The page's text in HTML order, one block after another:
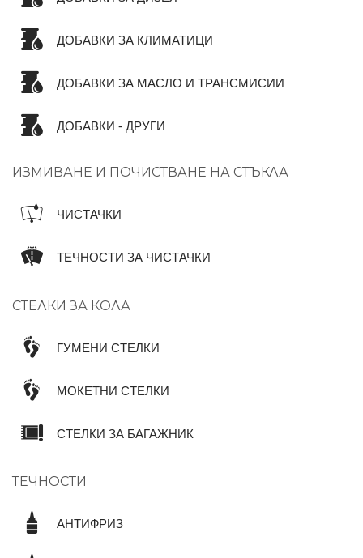
ДОБАВКИ ЗА КЛИМАТИЦИ
ДОБАВКИ ЗА МАСЛО И ТРАНСМИСИИ
ДОБАВКИ - ДРУГИ
ИЗМИВАНЕ И ПОЧИСТВАНЕ НА СТЪКЛА
ЧИСТАЧКИ
ТЕЧНОСТИ ЗА ЧИСТАЧКИ
СТЕЛКИ ЗА КОЛА
ГУМЕНИ СТЕЛКИ
МОКЕТНИ СТЕЛКИ
СТЕЛКИ ЗА БАГАЖНИК
ТЕЧНОСТИ
АНТИФРИЗ